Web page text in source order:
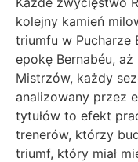
kolejny kamień
triumfu w Pucharze
epokę Bernabéu,
Mistrzów, każdy
analizowany przez
tytułów to efekt
trenerów, którzy
triumf, który miał